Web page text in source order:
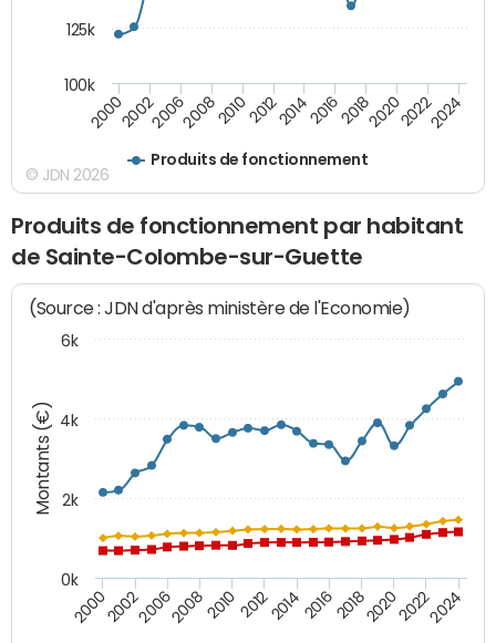
Produits de fonctionnement
200020022006200820102012201420162018202020222024
100k
125k
© JDN 2026
Produits de fonctionnement par habitant
de Sainte-Colombe-sur-Guette
Montants (€)
(Source : JDN d'après ministère de l'Economie)
20002002200620082010 2012201420162018202020222024
0k
2k
4k
6k